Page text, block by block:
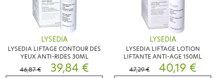
LYSEDIA
LYSEDIA LIFTAGE CONTOUR DES
YEUX ANTI-RIDES 30ML
46,87 €
39,84 €
LYSEDIA
LYSEDIA LIFTAGE LOTION
LIFTANTE ANTI-AGE 150ML
47,29 €
40,19 €